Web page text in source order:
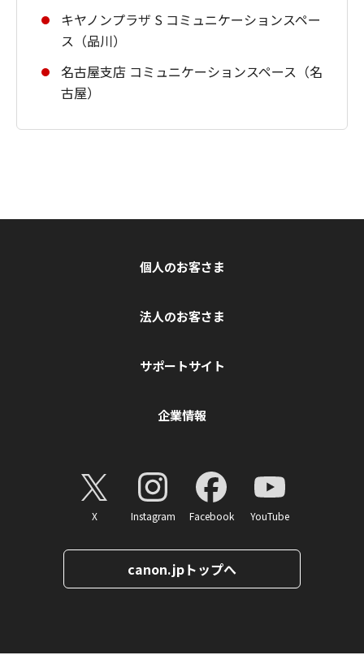
キヤノンプラザ S コミュニケーションスペー
ス（品川）
名古屋支店 コミュニケーションスペース（名
古屋）
個人のお客さま
法人のお客さま
サポートサイト
企業情報
X Instagram Facebook YouTube
canon.jpトップへ